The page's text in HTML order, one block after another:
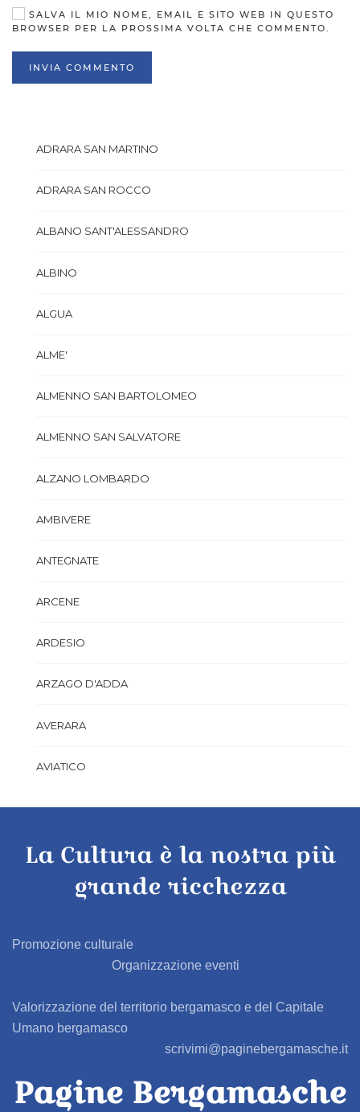
SALVA IL MIO NOME, EMAIL E SITO WEB IN QUESTO
BROWSER PER LA PROSSIMA VOLTA CHE COMMENTO.
INVIA COMMENTO
ADRARA SAN MARTINO
ADRARA SAN ROCCO
ALBANO SANT'ALESSANDRO
ALBINO
ALGUA
ALME'
ALMENNO SAN BARTOLOMEO
ALMENNO SAN SALVATORE
ALZANO LOMBARDO
AMBIVERE
ANTEGNATE
ARCENE
ARDESIO
ARZAGO D'ADDA
AVERARA
AVIATICO
AZZANO SAN PAOLO
AZZONE
BAGNATICA
BARIANO
BEDULITA
La Cultura è la nostra più
grande ricchezza
Promozione culturale
Organizzazione eventi
Valorizzazione del territorio bergamasco e del Capitale
Umano bergamasco
scrivimi@paginebergamasche.it
Pagine Bergamasche